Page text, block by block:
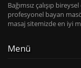
Bağımsız çalışıp
profesyonel bayan
masaj sitemizde en iyi
Menü